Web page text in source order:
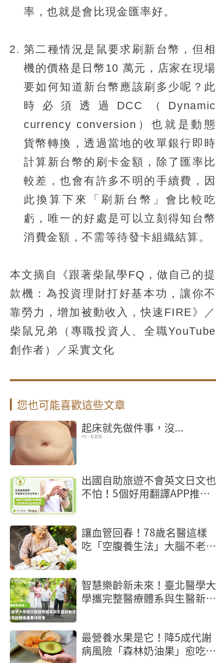
率，也就是會比現金匯率好。
第二種情況是鼠要求刷新台幣，但相
機的價格是日幣10 萬元，店家在現場
要如何知道新台幣應該刷多少呢？此
時必須透過DCC（Dynamic
currency conversion）也就是動態
貨幣轉換，透過當地的收單銀行即時
計算新台幣的刷卡金額，除了匯率比
較差，也會有許多不明的手續費，因
此換算下來「刷新台幣」會比較吃
虧，唯一的好處是可以立刻得知台幣
消費金額，不需等待發卡組織結算。
本文摘自《跟著柴鼠學FQ，做自己的提
款機：為投資理財打好基本功，讓你不
靠勞力，增加被動收入，快速FIRE》／
柴鼠兄弟（專職投資人、全職YouTube
創作者）／采實文化
您也可能喜歡這些文章
起床就先做件事，沒...
PR・新素簡
出國自助旅遊不會英文日文也
不怕！5個好用翻譯APP推
讓血管回春！78歲名醫這樣
吃「空腹養生法」大腦不老又
智慧樂齡新未來！臺北醫學大
學攜完整醫療體系與生醫新創
最營養水果是它！降5成代謝
病風險「森林奶油果」愈吃愈